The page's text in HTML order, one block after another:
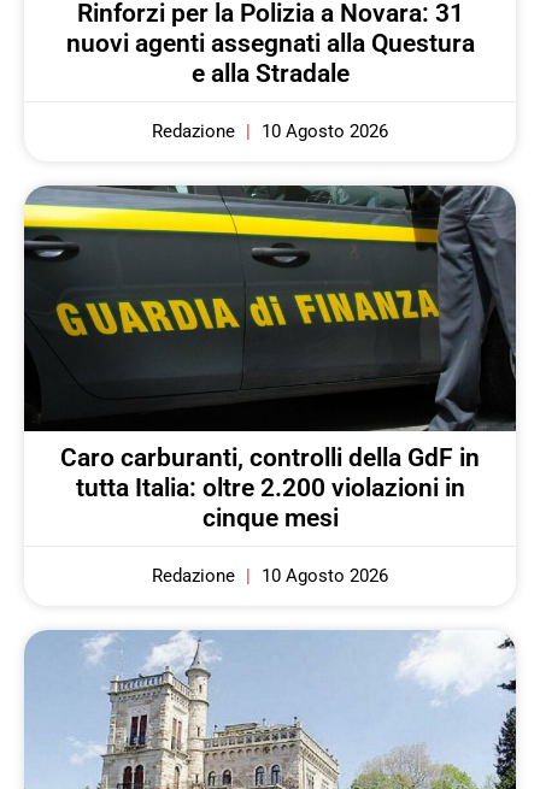
Rinforzi per la Polizia a Novara: 31
nuovi agenti assegnati alla Questura
e alla Stradale
Redazione 10 Agosto 2026
Caro carburanti, controlli della GdF in
tutta Italia: oltre 2.200 violazioni in
cinque mesi
Redazione 10 Agosto 2026